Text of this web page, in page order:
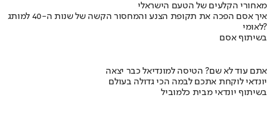
מאחורי הקלעים של הטעם הישראלי
איך אסם הפכה את תקופת הצנע והמחסור הקשה של שנות ה-40 למותג
לאומי?
בשיתוף אסם
אתם עוד לא שם? הטיסה למונדיאל כבר יצאה
יונדאי לוקחת אתכם לבמה הכי גדולה בעולם
בשיתוף יונדאי מבית כלמוביל